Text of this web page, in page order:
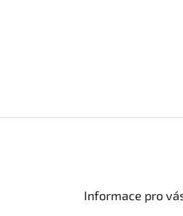
Informace pro